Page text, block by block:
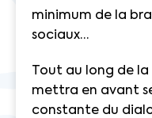
minimum de la
sociaux…
Tout au long de
mettra en avant
constante du